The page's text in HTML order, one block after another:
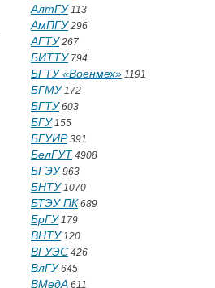
АлтГУ113
АмПГУ296
АГТУ267
БИТТУ794
БГТУ «Военмех» 1191
БГМУ172
БГТУ603
БГУ155
БГУИР391
БелГУТ 4908
БГЭУ963
БНТУ1070
БТЭУ ПК 689
БрГУ179
ВНТУ120
ВГУЭС 426
ВлГУ645
ВМедА 611